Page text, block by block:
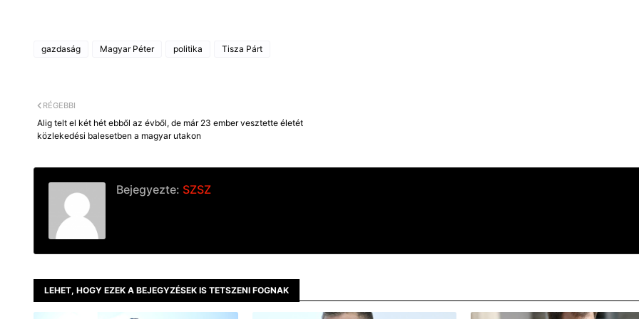
gazdaság Magyar Péter politika Tisza Párt
RÉGEBBI
Alig telt el két hét ebből az évből, de már 23 ember vesztette életét
közlekedési balesetben a magyar utakon
Bejegyezte: SZSZ
LEHET, HOGY EZEK A BEJEGYZÉSEK IS TETSZENI FOGNAK